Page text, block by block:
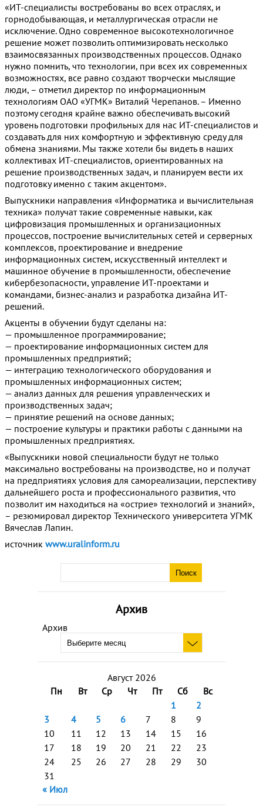
Архив
Архив
Август 2026
Пн
Вт Ср Чт Пт Сб
Вс
1
2
3
4 5 6 7 8
9
10
11 12 13 14 15
16
17
18 19 20 21 22
23
24
25 26 27 28 29
30
31
« Июл
«ИТ-специалисты востребованы во всех отраслях, и
горнодобывающая, и металлургическая отрасли не
исключение. Одно современное высокотехнологичное
решение может позволить оптимизировать несколько
взаимосвязанных производственных процессов. Однако
нужно помнить, что технологии, при всех их современных
возможностях, все равно создают творчески мыслящие
люди, – отметил директор по информационным
технологиям ОАО «УГМК» Виталий Черепанов. – Именно
поэтому сегодня крайне важно обеспечивать высокий
уровень подготовки профильных для нас ИТ-специалистов и
создавать для них комфортную и эффективную среду для
обмена знаниями. Мы также хотели бы видеть в наших
коллективах ИТ-специалистов, ориентированных на
решение производственных задач, и планируем вести их
подготовку именно с таким акцентом».
Выпускники направления «Информатика и вычислительная
техника» получат такие современные навыки, как
цифровизация промышленных и организационных
процессов, построение вычислительных сетей и серверных
комплексов, проектирование и внедрение
информационных систем, искусственный интеллект и
машинное обучение в промышленности, обеспечение
кибербезопасности, управление ИТ-проектами и
командами, бизнес-анализ и разработка дизайна ИТ-
решений.
Акценты в обучении будут сделаны на:
— промышленное программирование;
— проектирование информационных систем для
промышленных предприятий;
— интеграцию технологического оборудования и
промышленных информационных систем;
— анализ данных для решения управленческих и
производственных задач;
— принятие решений на основе данных;
— построение культуры и практики работы с данными на
промышленных предприятиях.
«Выпускники новой специальности будут не только
максимально востребованы на производстве, но и получат
на предприятиях условия для самореализации, перспективу
дальнейшего роста и профессионального развития, что
позволит им находиться на «острие» технологий и знаний»,
– резюмировал директор Технического университета УГМК
Вячеслав Лапин.
источник www.uralinform.ru